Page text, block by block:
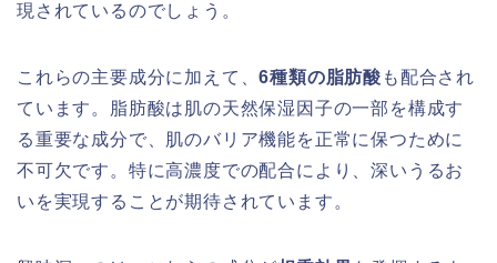
現されているのでしょう。
これらの主要成分に加えて、6種類の脂肪酸 も配合され
ています。脂肪酸は肌の天然保湿因子の一部を構成す
る重要な成分で、肌のバリア機能を正常に保つために
不可欠です。特に高濃度での配合により、深いうるお
いを実現することが期待されています。